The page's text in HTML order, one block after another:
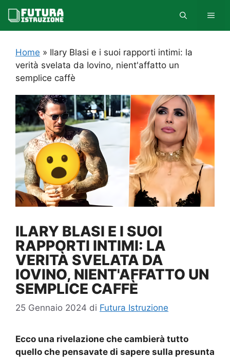
contenuto
Home » Ilary Blasi e i suoi rapporti intimi: la
verità svelata da Iovino, nient'affatto un
semplice caffè
ILARY BLASI E I SUOI
RAPPORTI INTIMI: LA
VERITÀ SVELATA DA
IOVINO, NIENT'AFFATTO UN
SEMPLICE CAFFÈ
25 Gennaio 2024 di Futura Istruzione
Ecco una rivelazione che cambierà tutto
quello che pensavate di sapere sulla presunta